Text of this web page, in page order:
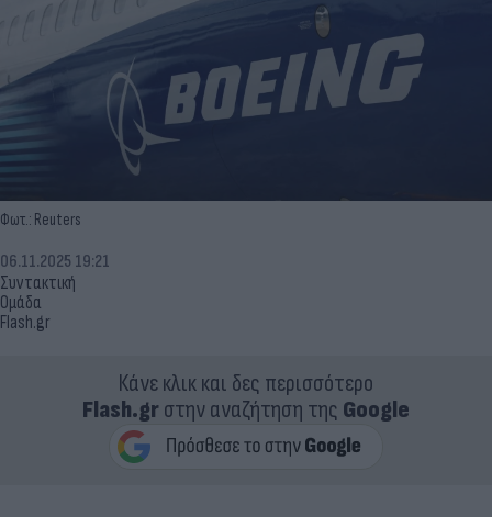
Φωτ.: Reuters
Συντακτική
Ομάδα
Flash.gr
06.11.2025 19:21
Κάνε κλικ και δες περισσότερο
Flash.grστην αναζήτηση της Google